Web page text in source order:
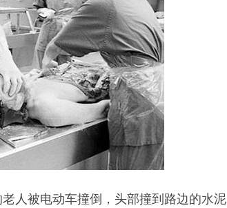
人被电动车撞倒，头部撞到路边的水泥